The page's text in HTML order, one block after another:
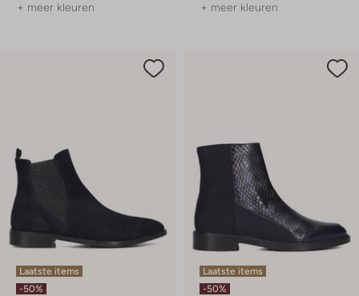
+ meer kleuren + meer kleuren
Laatste items
-50%
Laatste items
-50%